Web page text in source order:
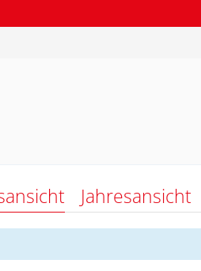
Jahresansicht